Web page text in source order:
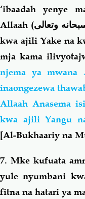
‘ibaadah yenye
Allaah (وتعالى
kwa ajili Yake na
mja kama
njema ya mwana
inaongezewa
Allaah Anasema
kwa ajili Yangu
[Al-Bukhaariy na
7. Mke kufuata
yule nyumbani
fitna na hatari ya